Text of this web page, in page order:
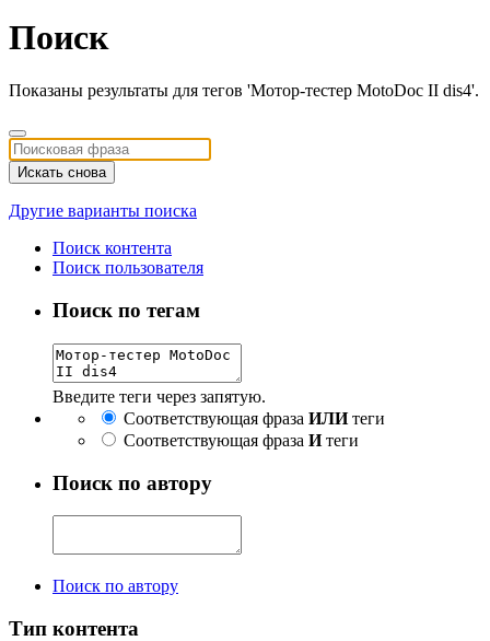
Поиск
Показаны результаты для тегов 'Мотор-тестер MotoDoc II dis4'.
Искать снова
Другие варианты поиска
Поиск контента
Поиск пользователя
Поиск по тегам
Введите теги через запятую.
Соответствующая фраза ИЛИтеги
Соответствующая фраза Итеги
Поиск по автору
Поиск по автору
Тип контента